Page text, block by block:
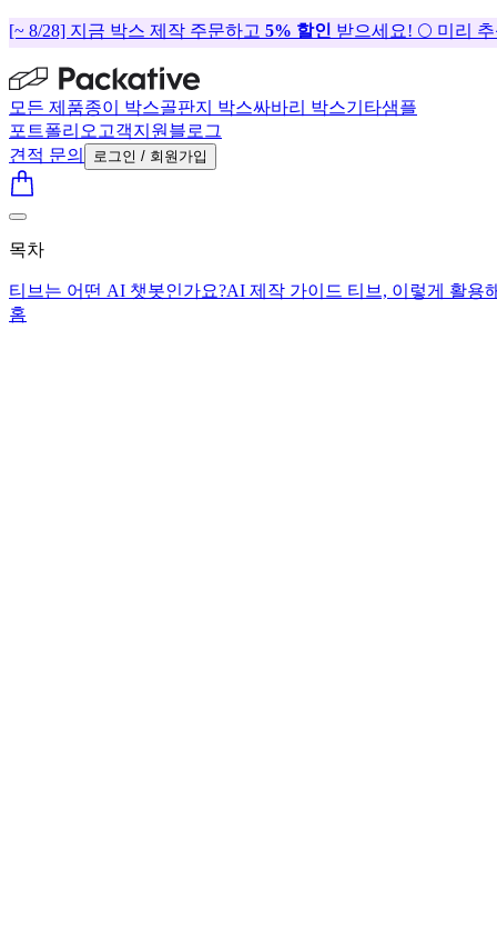
[~ 8/28] 지금 박스 제작 주문하고 5% 할인 받으세요! 🌕 미리
모든 제품종이 박스골판지 박스싸바리 박스기타샘플
포트폴리오 고객지원 블로그
견적 문의
로그인 / 회원가입
목차
티브는 어떤 AI 챗봇인가요?AI 제작 가이드 티브, 이렇게 활용
홈